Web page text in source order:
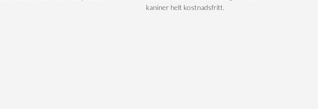
kaniner helt kostnadsfritt.